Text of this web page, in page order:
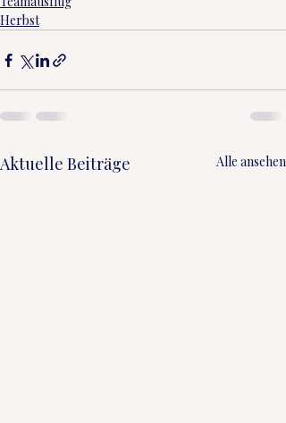
Herbst
Aktuelle Beiträge Alle ansehen